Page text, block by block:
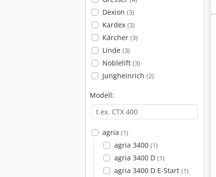
Dexion (3)
Kardex (3)
Kärcher (3)
Linde (3)
Noblelift (3)
Jungheinrich (2)
Modell:
agria (1)
agria 3400 (1)
agria 3400 D (1)
agria 3400 D E-Start (1)